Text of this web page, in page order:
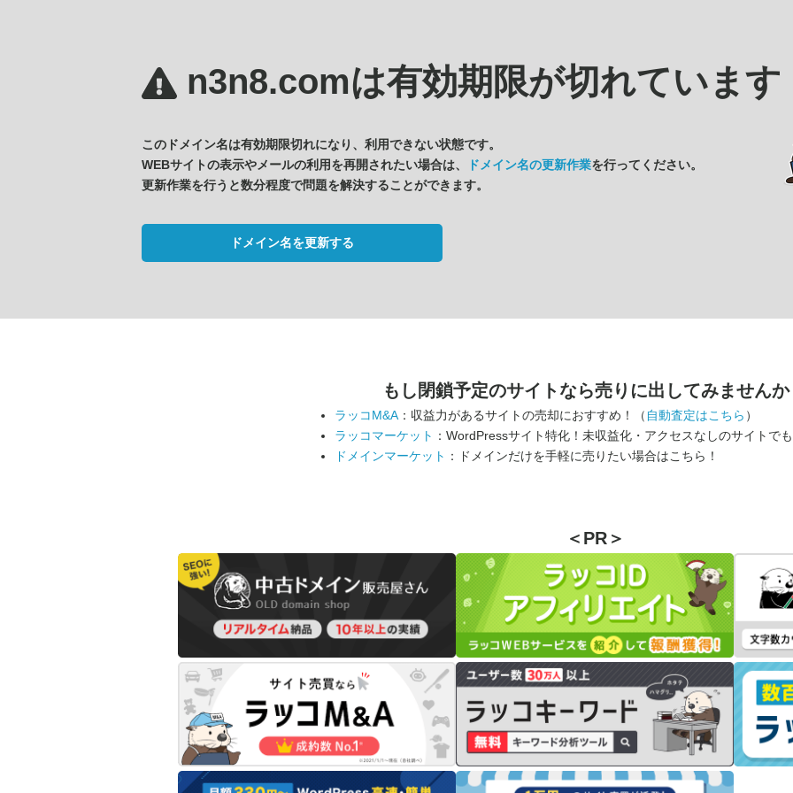
n3n8.comは有効期限が切れています
このドメイン名は有効期限切れになり、利用できない状態です。
WEBサイトの表示やメールの利用を再開されたい場合は、
ドメイン名の更新作業を行ってください。
更新作業を行うと数分程度で問題を解決することができます。
ドメイン名を更新する
もし閉鎖予定のサイトなら売りに出してみませんか
ラッコM&A ：収益力があるサイトの売却におすすめ！（ 自動査定はこちら ）
ラッコマーケット ：WordPressサイト特化！未収益化・アクセスなしのサイトで
ドメインマーケット ：ドメインだけを手軽に売りたい場合はこちら！
＜PR＞